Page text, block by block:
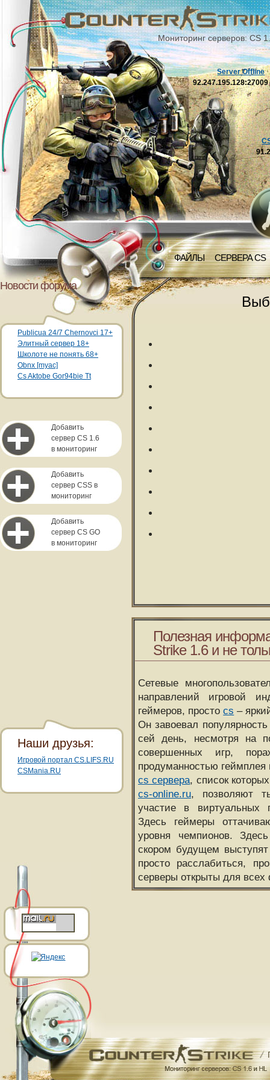
Мониторинг серверов: CS
ФАЙЛЫ СЕРВЕРА CS
Server Offline
92.247.195.128:27009
Новости форума
Publicua 24/7 Chernovci 17+
Элитный сервер 18+
Школоте не понять 68+
Obnx [myac]
Cs Aktobe Gor94bie Tt
Добавить
сервер CS 1.6
в мониторинг
Добавить
сервер CSS в
мониторинг
Добавить
сервер CS GO
в мониторинг
Полезная
Strike 1.6 и не
Сетевые
направлений игровой
геймеров, простоcs –
Он завоевал
сей день, несмотря на
совершенных игр,
продуманностью
cs сервера, список
cs-online.ru, позволяют
участие в виртуальных
Здесь геймеры
уровня чемпионов.
скором будущем
просто расслабиться,
серверы открыты для всех
Наши друзья:
Игровой портал CS.LIFS.RU
CSMania.RU